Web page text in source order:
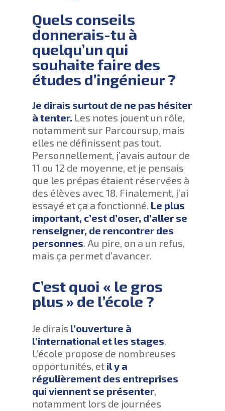
Quels conseils
donnerais-tu à
quelqu’un qui
souhaite faire des
études d’ingénieur ?
Je dirais surtout de ne pas hésiter
à tenter. Les notes jouent un rôle,
notamment sur Parcoursup, mais
elles ne définissent pas tout.
Personnellement, j’avais autour de
11 ou 12 de moyenne, et je pensais
que les prépas étaient réservées à
des élèves avec 18. Finalement, j’ai
essayé et ça a fonctionné. Le plus
important, c’est d’oser, d’aller se
renseigner, de rencontrer des
personnes . Au pire, on a un refus,
mais ça permet d’avancer.
C’est quoi « le gros
plus » de l’école ?
Je dirais l’ouverture à
l’international et les stages
L’école propose de nombreuses
opportunités, et il y a
régulièrement des entreprises
qui viennent se présenter,
notamment lors de journées